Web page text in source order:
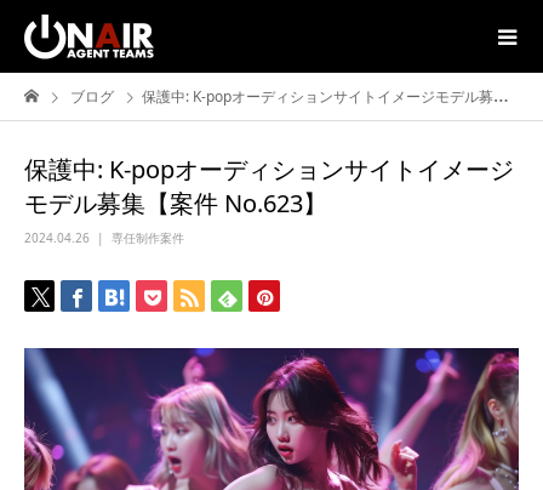
ブログ 保護中: K-popオーディションサイトイメージモデル募集【案件 No.623】
保護中: K-popオーディションサイトイメージ
モデル募集【案件 No.623】
2024.04.26 専任制作案件